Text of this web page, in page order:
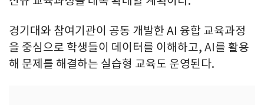
경기대와 참여기관이 공동 개발한 AI 융합 교육과정
을 중심으로 학생들이 데이터를 이해하고, AI를 활용
해 문제를 해결하는 실습형 교육도 운영된다.